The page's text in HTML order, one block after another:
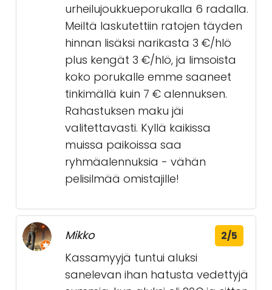
urheilujoukkueporukalla 6 radalla.
Meiltä laskutettiin ratojen täyden
hinnan lisäksi narikasta 3 €/hlö
plus kengät 3 €/hlö, ja limsoista
koko porukalle emme saaneet
tinkimällä kuin 7 € alennuksen.
Rahastuksen maku jäi
valitettavasti. Kyllä kaikissa
muissa paikoissa saa
ryhmäalennuksia - vähän
pelisilmää omistajille!
Mikko 2/5
Kassamyyjä tuntui aluksi
sanelevan ihan hatusta vedettyjä